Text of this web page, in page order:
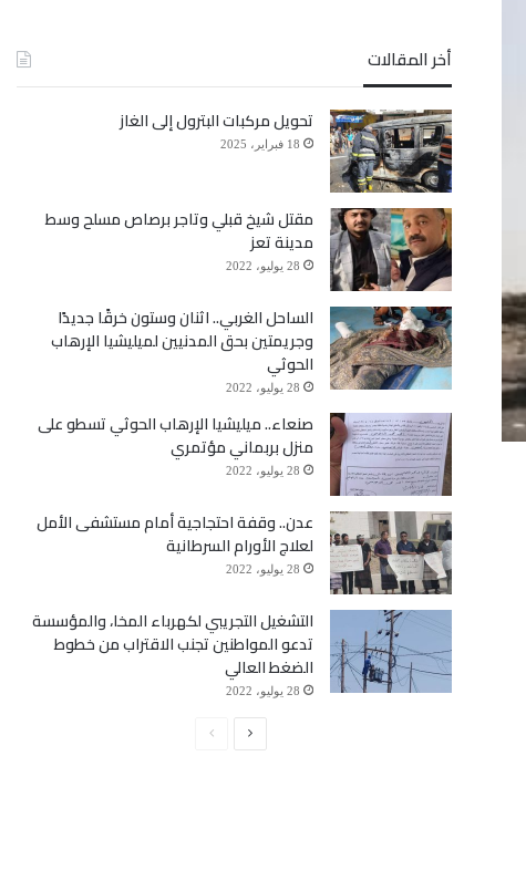
أخر المقالات
تحويل مركبات البترول إلى الغاز
18 فبراير، 2025
مقتل شيخ قبلي وتاجر برصاص مسلح وسط
مدينة تعز
28 يوليو، 2022
الساحل الغربي.. اثنان وستون خرقًا جديدًا
وجريمتين بحق المدنيين لميليشيا الإرهاب
الحوثي
28 يوليو، 2022
صنعاء.. ميليشيا الإرهاب الحوثي تسطو على
منزل بربماني مؤتمري
28 يوليو، 2022
عدن.. وقفة احتجاجية أمام مستشفى الأمل
لعلاج الأورام السرطانية
28 يوليو، 2022
التشغيل التجريبي لكهرباء المخا، والمؤسسة
تدعو المواطنين تجنب الاقتراب من خطوط
الضغط العالي
28 يوليو، 2022
الصفحة
الصفحة